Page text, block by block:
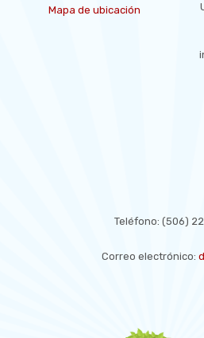
Mapa de ubicación
Teléfono: (506)
Correo electrónico: